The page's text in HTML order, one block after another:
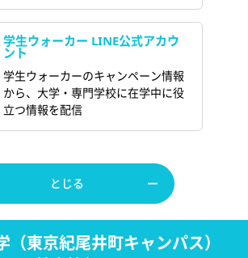
学生ウォーカー LINE公式アカウ
ント
学生ウォーカーのキャンペーン情報
から、大学・専門学校に在学中に役
立つ情報を配信
とじる
（東京紀尾井町キャンパス）